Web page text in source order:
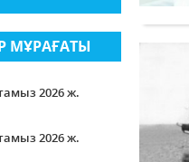
МҰРАҒАТЫ
2026 ж.
2026 ж.